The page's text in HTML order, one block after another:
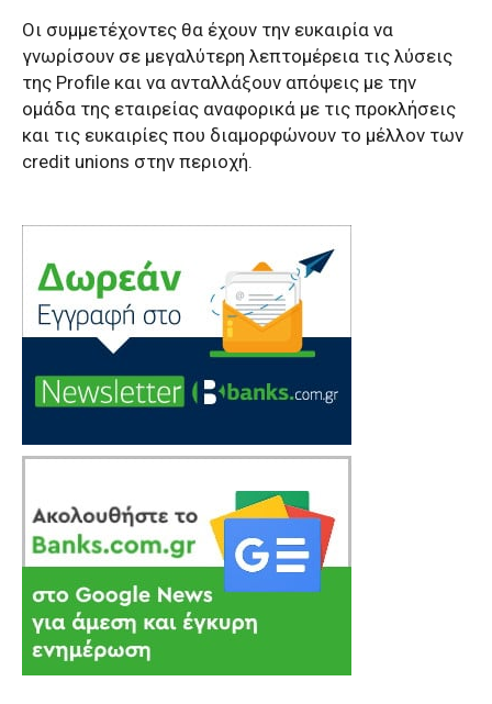
Οι συμμετέχοντες θα έχουν την ευκαιρία να
γνωρίσουν σε μεγαλύτερη λεπτομέρεια τις λύσεις
της Profile και να ανταλλάξουν απόψεις με την
ομάδα της εταιρείας αναφορικά με τις προκλήσεις
και τις ευκαιρίες που διαμορφώνουν το μέλλον των
credit unions στην περιοχή.